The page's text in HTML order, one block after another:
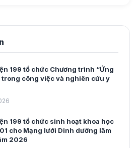
199 tổ chức Chương trình “Ứng
trong công việc và nghiên cứu y
199 tổ chức sinh hoạt khoa học
cho Mạng lưới Dinh dưỡng lâm
2026